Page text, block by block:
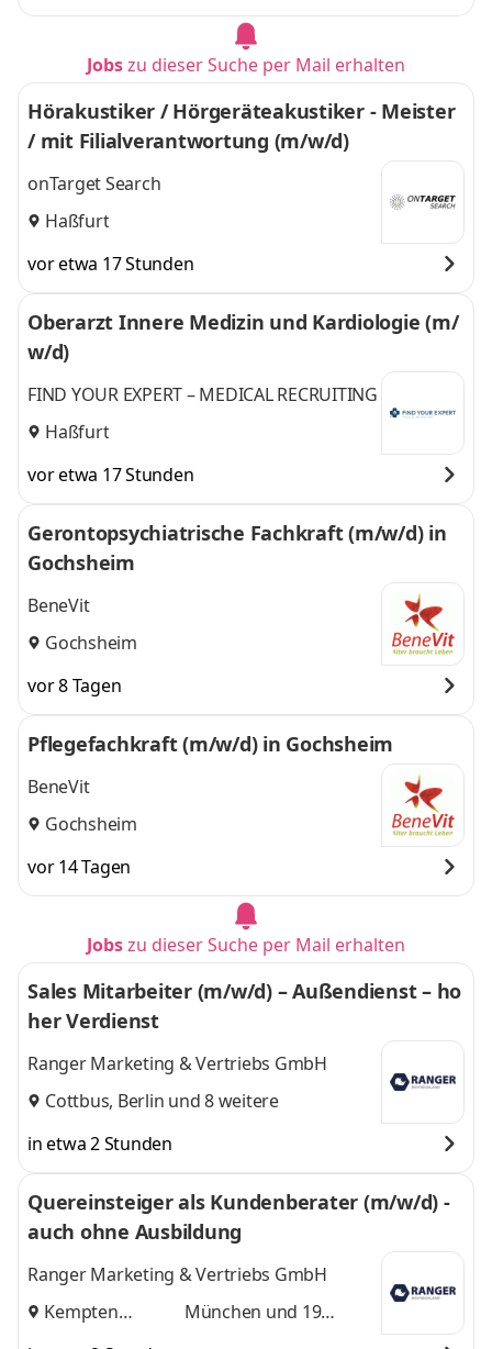
Jobszu dieser Suche per Mail erhalten
Hörakustiker / Hörgeräteakustiker - Meister
/ mit Filialverantwortung (m/w/d)
onTarget Search
Haßfurt
vor etwa 17 Stunden
Oberarzt Innere Medizin und Kardiologie (m/
w/d)
FIND YOUR EXPERT – MEDICAL RECRUITING
Haßfurt
vor etwa 17 Stunden
Gerontopsychiatrische Fachkraft (m/w/d) in
Gochsheim
BeneVit
Gochsheim
vor 8 Tagen
Pflegefachkraft (m/w/d) in Gochsheim
BeneVit
Gochsheim
vor 14 Tagen
Jobszu dieser Suche per Mail erhalten
Sales Mitarbeiter (m/w/d) – Außendienst – ho
her Verdienst
Ranger Marketing & Vertriebs GmbH
Cottbus, Berlin und 8 weitere
in etwa 2 Stunden
Quereinsteiger als Kundenberater (m/w/d) -
auch ohne Ausbildung
Ranger Marketing & Vertriebs GmbH
Kempten
München und 19